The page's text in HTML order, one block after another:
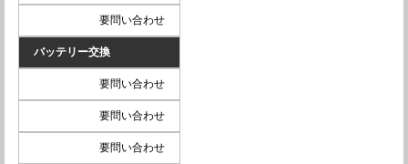
要問い合わせ
バッテリー交換
要問い合わせ
要問い合わせ
要問い合わせ